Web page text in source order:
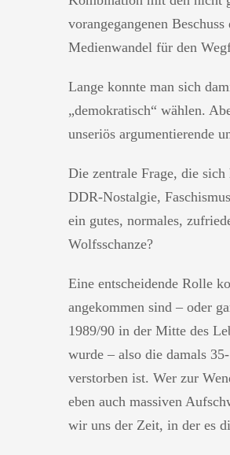
vorangegangenen
Medienwandel für den
Lange konnte man sich
„demokratisch“ wählen.
unseriös argumentierende
Die zentrale Frage, die
DDR-Nostalgie,
ein gutes, normales,
Wolfsschanze?
Eine entscheidende Rolle
angekommen sind – oder
1989/90 in der Mitte des
wurde – also die damals
verstorben ist. Wer zur
eben auch massiven
wir uns der Zeit, in der es